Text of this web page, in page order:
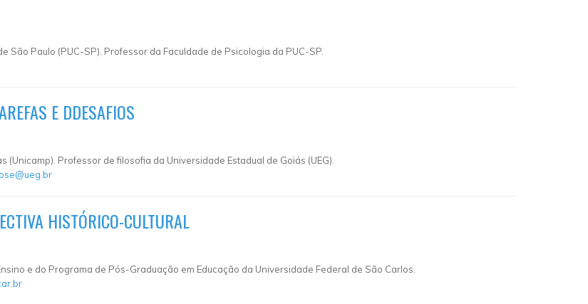
São Paulo (PUC-SP). Professor da Faculdade de Psicologia da PUC-SP.
E DDESAFIOS
Professor de filosofia da Universidade Estadual de Goiás (UEG).
HISTÓRICO-CULTURAL
e do Programa de Pós-Graduação em Educação da Universidade Federal de São Carlos.